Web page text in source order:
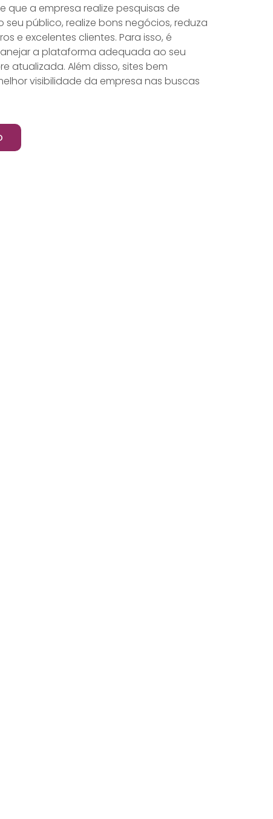
que a empresa realize pesquisas de
público, realize bons negócios, reduza
e excelentes clientes. Para isso, é
a plataforma adequada ao seu
atualizada. Além disso, sites bem
visibilidade da empresa nas buscas